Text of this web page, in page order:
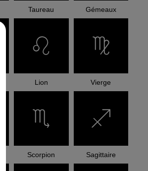
Taureau Gémeaux
Lion Vierge
Scorpion Sagittaire